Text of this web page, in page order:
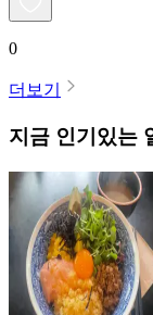
0
더보기
지금 인기있는